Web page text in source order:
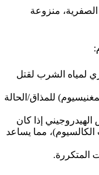
منزوعة
لمياه الشرب لقتل
للمذاق/الحالة
الهيدروجيني إذا كان
مما يساعد
المتكررة.